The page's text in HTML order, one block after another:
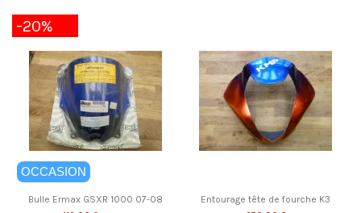
OCCASION
-20%
Bulle Ermax GSXR 1000 07-08
Entourage tête de fourche K3